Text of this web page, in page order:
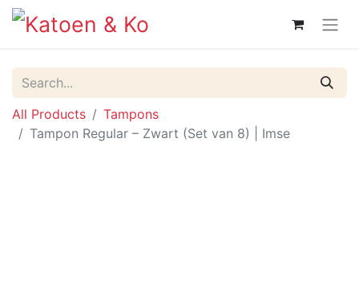
All Products
Tampons
Tampon Regular – Zwart (Set van 8) | Imse